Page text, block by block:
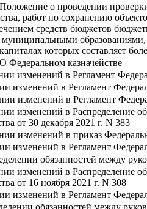
о проведении
работ по сохранению
средств бюджетов
которых составляет
Федеральном казначействе
изменений в Регламент
изменений в Регламент
изменений в Регламент
изменений в Распределение
от 30 декабря 2021 г. N 383
изменений в приказ
изменений в Регламент
обязанностей между
изменений в Распределение
от 16 ноября 2021 г. N 308
изменений в Регламент
обязанностей между